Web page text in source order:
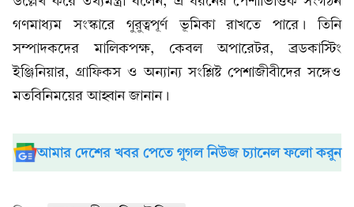
গণমাধ্যম সংস্কারে গুরুত্বপূর্ণ ভূমিকা রাখতে পারে। তিনি
সম্পাদকদের মালিকপক্ষ, কেবল অপারেটর, ব্রডকাস্টিং
ইঞ্জিনিয়ার, গ্রাফিকস ও অন্যান্য সংশ্লিষ্ট পেশাজীবীদের সঙ্গেও
মতবিনিময়ের আহ্বান জানান।
আমার দেশের খবর পেতে গুগল নিউজ চ্যানেল ফলো করুন